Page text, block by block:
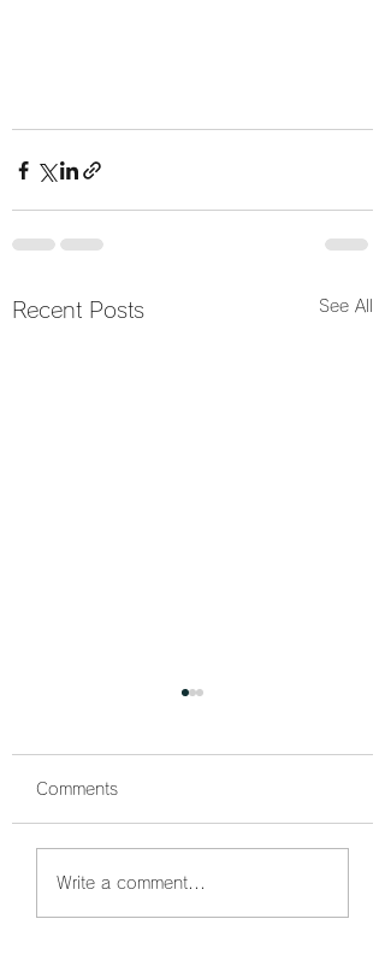
Recent Posts See All
鰤狙い撃ちでボッコボ
コ🐟
Comments
Write a comment...